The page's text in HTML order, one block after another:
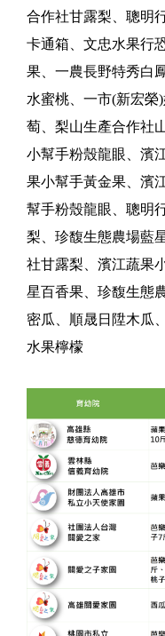
合作社甘露梨、聰明
卡通箱、文忠水果行
果、一農長野特秀白
水蜜桃、一市(新宏榮
萄、梨山生產合作社
小幫手粉殼龍眼、濱
果小幫手黃金果、濱
幫手粉殼龍眼、聰明
梨、珍馥生態農場藍
社甘露梨、濱江蔬果
星百香果、珍馥生態
密瓜、順晟日陞木瓜
水果檸檬